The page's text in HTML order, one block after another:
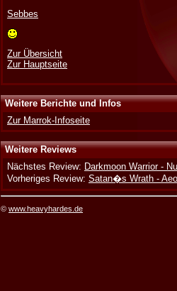
Sebbes
Zur Übersicht
Zur Hauptseite
Weitere Berichte und Infos
Zur Marrok-Infoseite
Weitere Reviews
Nächstes Review: Darkmoon Warrior -
Vorheriges Review:Satan�s Wrath -
©www.heavyhardes.de